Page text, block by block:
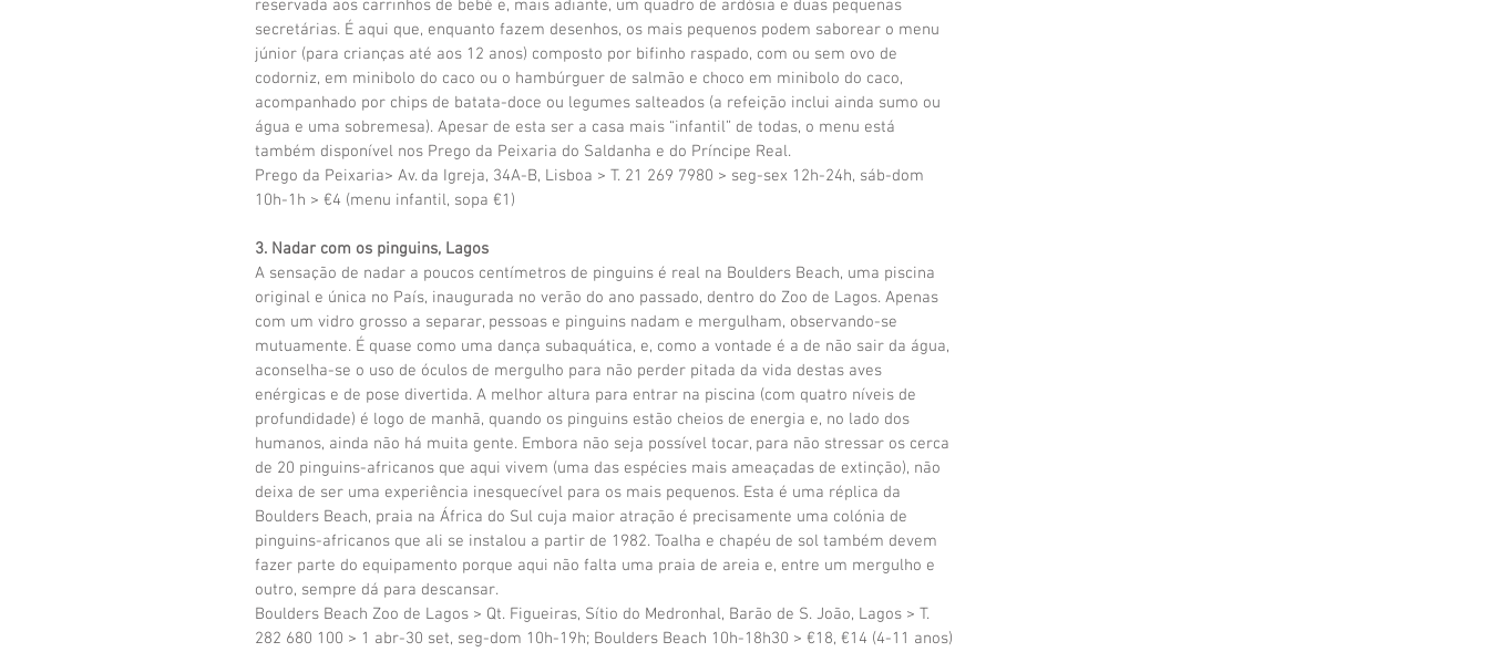
reservada aos carrinhos de bebé e, mais adiante, um quadro de ardósia e duas pequenas
secretárias. É aqui que, enquanto fazem desenhos, os mais pequenos podem saborear o menu
júnior (para crianças até aos 12 anos) composto por bifinho raspado, com ou sem ovo de
codorniz, em minibolo do caco ou o hambúrguer de salmão e choco em minibolo do caco,
acompanhado por chips de batata-doce ou legumes salteados (a refeição inclui ainda sumo ou
água e uma sobremesa). Apesar de esta ser a casa mais “infantil” de todas, o menu está
também disponível nos Prego da Peixaria do Saldanha e do Príncipe Real.
Prego da Peixaria​​​​​​> Av. da Igreja, 34A-B, Lisboa > T. 21 269 7980 > seg-sex 12h-24h, sáb-dom
10h-1h > €4 (menu infantil, sopa €1)
3. Nadar com os pinguins, Lagos
A sensação de nadar a poucos centímetros de pinguins é real na Boulders Beach, uma piscina
original e única no País, inaugurada no verão do ano passado, dentro do Zoo de Lagos. Apenas
com um vidro grosso a separar, pessoas e pinguins nadam e mergulham, observando-se
mutuamente. É quase como uma dança subaquática, e, como a vontade é a de não sair da água,
aconselha-se o uso de óculos de mergulho para não perder pitada da vida destas aves
enérgicas e de pose divertida. A melhor altura para entrar na piscina (com quatro níveis de
profundidade) é logo de manhã, quando os pinguins estão cheios de energia e, no lado dos
humanos, ainda não há muita gente. Embora não seja possível tocar, para não stressar os cerca
de 20 pinguins-africanos que aqui vivem (uma das espécies mais ameaçadas de extinção), não
deixa de ser uma experiência inesquecível para os mais pequenos. Esta é uma réplica da
Boulders Beach, praia na África do Sul cuja maior atração é precisamente uma colónia de
pinguins-africanos que ali se instalou a partir de 1982. Toalha e chapéu de sol também devem
fazer parte do equipamento porque aqui não falta uma praia de areia e, entre um mergulho e
outro, sempre dá para descansar.
Boulders Beach Zoo de Lagos > Qt. Figueiras, Sítio do Medronhal, Barão de S. João, Lagos > T.
282 680 100 > 1 abr-30 set, seg-dom 10h-19h; Boulders Beach 10h-18h30 > €18, €14 (4-11 anos)